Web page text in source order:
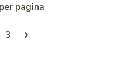
momenteel pagina
Pagina
3
per pagina